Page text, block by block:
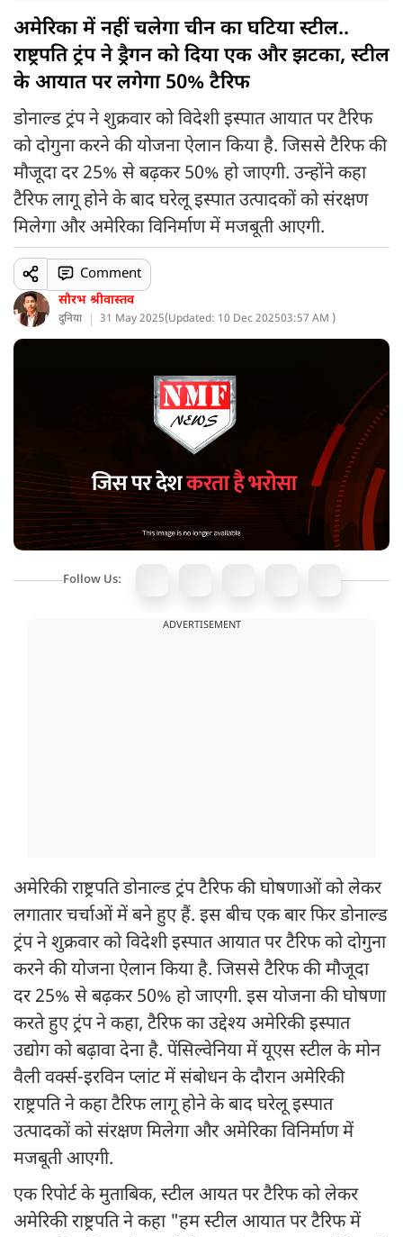
अमेरिका में नहीं चलेगा चीन का घटिया स्टील..
राष्ट्रपति ट्रंप ने ड्रैगन को दिया एक और झटका, स्टील
के आयात पर लगेगा 50% टैरिफ
डोनाल्ड ट्रंप ने शुक्रवार को विदेशी इस्पात आयात पर टैरिफ
को दोगुना करने की योजना ऐलान किया है. जिससे टैरिफ की
मौजूदा दर 25% से बढ़कर 50% हो जाएगी. उन्होंने कहा
टैरिफ लागू होने के बाद घरेलू इस्पात उत्पादकों को संरक्षण
मिलेगा और अमेरिका विनिर्माण में मजबूती आएगी.
सौरभ श्रीवास्तव
दुनिया 31 May 2025(Updated: 10 Dec 202503:57 AM )
Comment
Follow Us:
ADVERTISEMENT
अमेरिकी राष्ट्रपति डोनाल्ड ट्रंप टैरिफ की घोषणाओं को लेकर
लगातार चर्चाओं में बने हुए हैं. इस बीच एक बार फिर डोनाल्ड
ट्रंप ने शुक्रवार को विदेशी इस्पात आयात पर टैरिफ को दोगुना
करने की योजना ऐलान किया है. जिससे टैरिफ की मौजूदा
दर 25% से बढ़कर 50% हो जाएगी. इस योजना की घोषणा
करते हुए ट्रंप ने कहा, टैरिफ का उद्देश्य अमेरिकी इस्पात
उद्योग को बढ़ावा देना है. पेंसिल्वेनिया में यूएस स्टील के मोन
वैली वर्क्स-इरविन प्लांट में संबोधन के दौरान अमेरिकी
राष्ट्रपति ने कहा टैरिफ लागू होने के बाद घरेलू इस्पात
उत्पादकों को संरक्षण मिलेगा और अमेरिका विनिर्माण में
मजबूती आएगी.
एक रिपोर्ट के मुताबिक, स्टील आयत पर टैरिफ को लेकर
अमेरिकी राष्ट्रपति ने कहा "हम स्टील आयात पर टैरिफ में